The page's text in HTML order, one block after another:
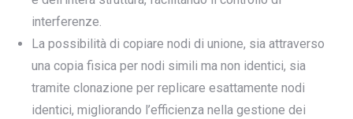
interferenze.
La possibilità di copiare nodi di unione, sia attraverso
una copia fisica per nodi simili ma non identici, sia
tramite clonazione per replicare esattamente nodi
identici, migliorando l’efficienza nella gestione dei